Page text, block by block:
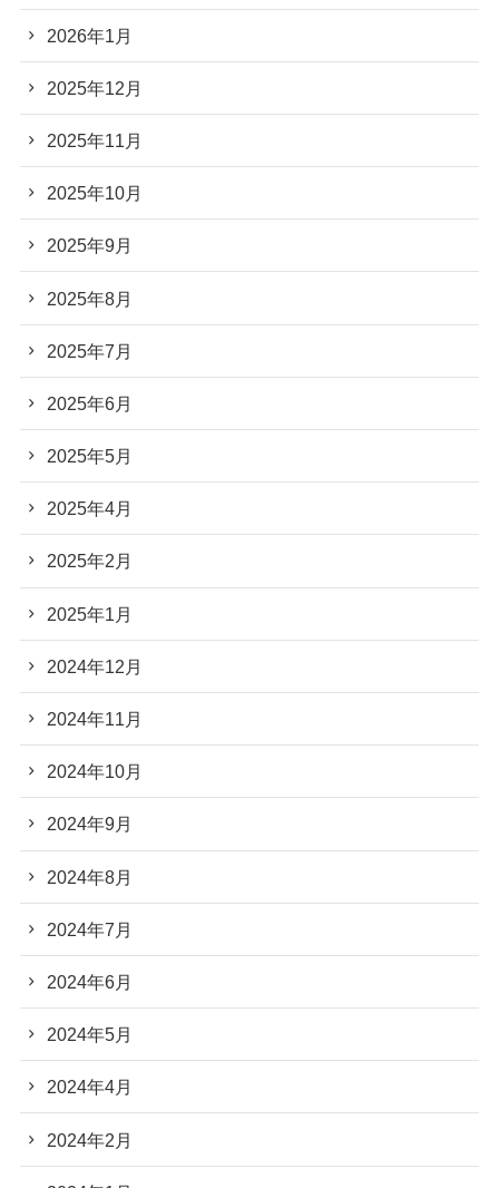
2026年1月
2025年12月
2025年11月
2025年10月
2025年9月
2025年8月
2025年7月
2025年6月
2025年5月
2025年4月
2025年2月
2025年1月
2024年12月
2024年11月
2024年10月
2024年9月
2024年8月
2024年7月
2024年6月
2024年5月
2024年4月
2024年2月